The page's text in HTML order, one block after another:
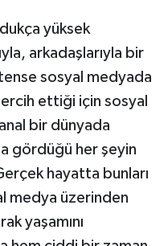
yüksek
arkadaşlarıyla bir
sosyal medyada
ettiği için sosyal
bir dünyada
gördüğü her şeyin
hayatta bunları
medya üzerinden
yaşamını